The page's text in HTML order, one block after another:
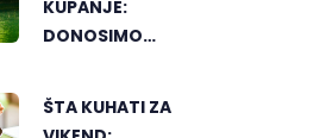
KUPANJE:
DONOSIMO
BANJALUČKIH
MJESTA ZA
ŠTA KUHATI ZA